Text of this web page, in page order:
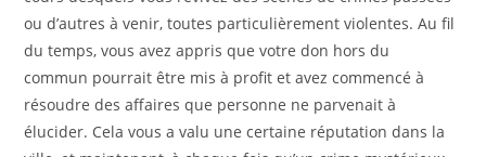
ou d’autres à venir, toutes particulièrement violentes. Au fil
du temps, vous avez appris que votre don hors du
commun pourrait être mis à profit et avez commencé à
résoudre des affaires que personne ne parvenait à
élucider. Cela vous a valu une certaine réputation dans la